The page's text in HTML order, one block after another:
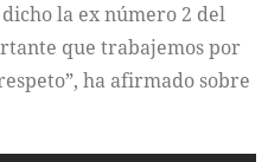
la ex número 2 del
que trabajemos por
ha afirmado sobre